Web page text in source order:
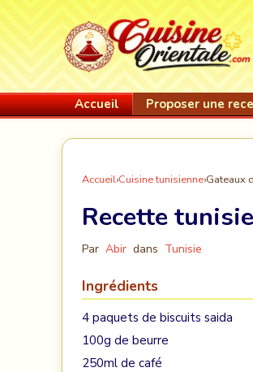
Accueil Proposer une
Accueil›Cuisine tunisienne›Gateaux
Recette
Par Abir dans Tunisie
Ingrédients
4 paquets de biscuits saida
100g de beurre
250ml de café